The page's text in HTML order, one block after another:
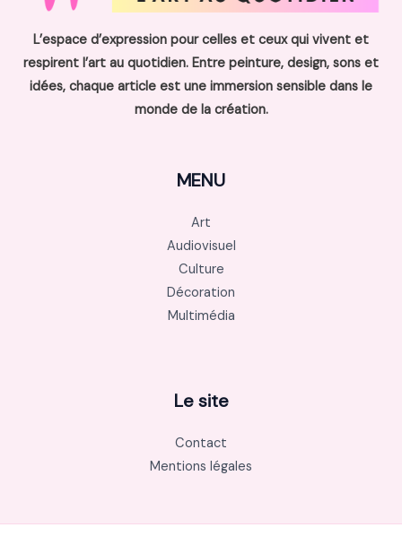
L’espace d’expression pour celles et ceux qui vivent et
respirent l’art au quotidien. Entre peinture, design, sons et
idées, chaque article est une immersion sensible dans le
monde de la création.
MENU
Art
Audiovisuel
Culture
Décoration
Multimédia
Le site
Contact
Mentions légales